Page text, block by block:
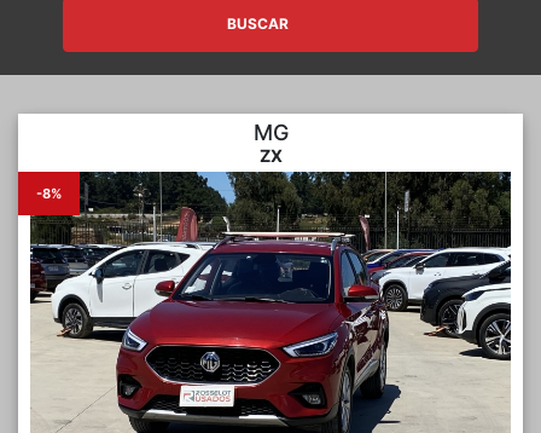
BUSCAR
MG
ZX
-8%